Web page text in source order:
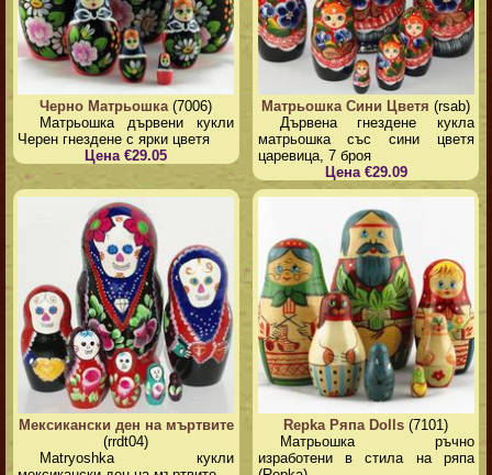
Черно Матрьошка (7006)
Матрьошка дървени кукли
Черен гнездене с ярки цветя
Цена €29.05
Матрьошка Сини Цветя (rsab)
Дървена гнездене кукла
матрьошка със сини цветя
царевица, 7 броя
Цена €29.09
Мексикански ден на мъртвите
(rrdt04)
Matryoshka кукли
Repka Ряпа Dolls (7101)
Матрьошка ръчно
изработени в стила на ряпа